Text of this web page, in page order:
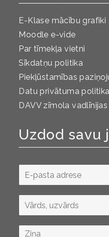
E-Klase mācību grafiki
Moodle e-vide
Par tīmekļa vietni
Sīkdatņu politika
Piekļūstamības
Datu privātuma politika
DAVV zīmola vadlīnijas
Uzdod savu